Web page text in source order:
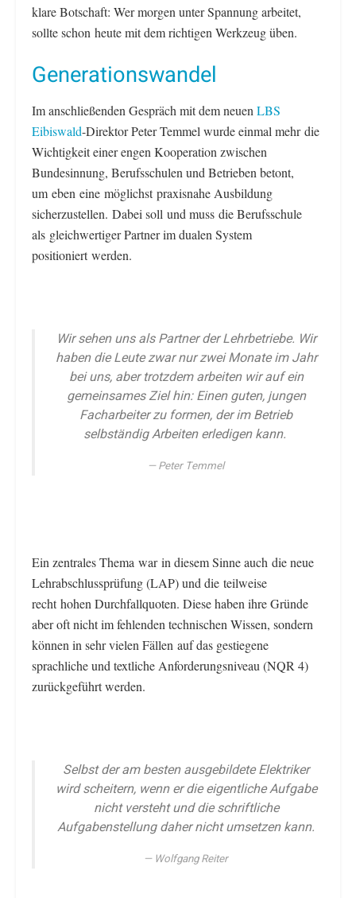
klare Botschaft: Wer morgen unter Spannung arbeitet,
sollte schon heute mit dem richtigen Werkzeug üben.
Generationswandel
Im anschließenden Gespräch mit dem neuen LBS
Eibiswald-Direktor Peter Temmel wurde einmal mehr die
Wichtigkeit einer engen Kooperation zwischen
Bundesinnung, Berufsschulen und Betrieben betont,
um eben eine möglichst praxisnahe Ausbildung
sicherzustellen. Dabei soll und muss die Berufsschule
als gleichwertiger Partner im dualen System
positioniert werden.
Wir sehen uns als Partner der Lehrbetriebe. Wir
haben die Leute zwar nur zwei Monate im Jahr
bei uns, aber trotzdem arbeiten wir auf ein
gemeinsames Ziel hin: Einen guten, jungen
Facharbeiter zu formen, der im Betrieb
selbständig Arbeiten erledigen kann.
Peter Temmel
Ein zentrales Thema war in diesem Sinne auch die neue
Lehrabschlussprüfung (LAP) und die teilweise
recht hohen Durchfallquoten. Diese haben ihre Gründe
aber oft nicht im fehlenden technischen Wissen, sondern
können in sehr vielen Fällen auf das gestiegene
sprachliche und textliche Anforderungsniveau (NQR 4)
zurückgeführt werden.
Selbst der am besten ausgebildete Elektriker
wird scheitern, wenn er die eigentliche Aufgabe
nicht versteht und die schriftliche
Aufgabenstellung daher nicht umsetzen kann.
Wolfgang Reiter